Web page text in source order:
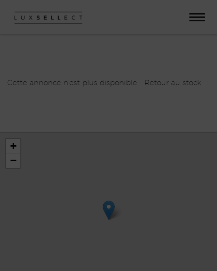
Cette annonce n'est plus disponible - Retour au stock
+
−